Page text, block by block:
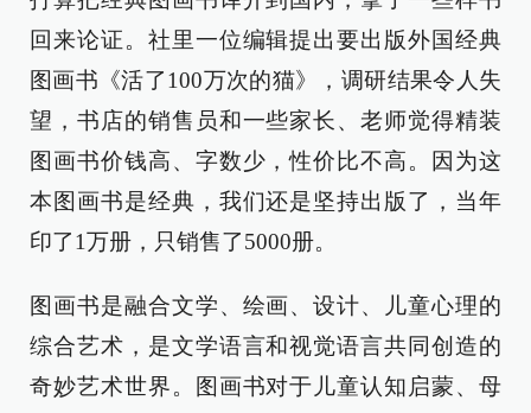
回来论证。社里一位编辑提出要出版外国经典
图画书《活了100万次的猫》，调研结果令人失
望，书店的销售员和一些家长、老师觉得精装
图画书价钱高、字数少，性价比不高。因为这
本图画书是经典，我们还是坚持出版了，当年
印了1万册，只销售了5000册。
图画书是融合文学、绘画、设计、儿童心理的
综合艺术，是文学语言和视觉语言共同创造的
奇妙艺术世界。图画书对于儿童认知启蒙、母